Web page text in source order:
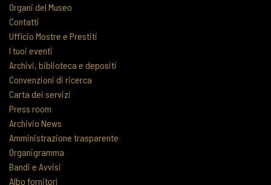
Organi del Museo
Contatti
Ufficio Mostre e Prestiti
I tuoi eventi
Archivi, biblioteca e depositi
Convenzioni di ricerca
Carta dei servizi
Press room
Archivio News
Amministrazione trasparente
Organigramma
Bandi e Avvisi
Albo fornitori